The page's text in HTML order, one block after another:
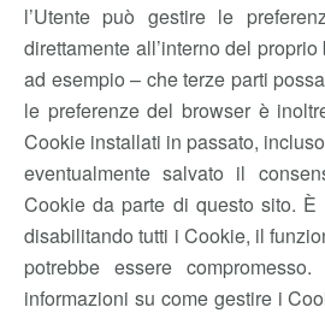
l’Utente può gestire le
direttamente all’interno del
ad esempio – che terze parti
le preferenze del browser è
Cookie installati in passato,
eventualmente salvato il
Cookie da parte di questo sito. È
disabilitando tutti i Cookie, il
potrebbe essere compromesso.
informazioni su come gestire i